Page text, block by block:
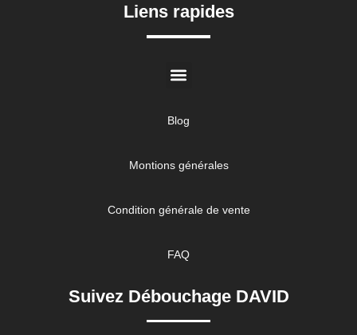
Liens rapides
Blog
Montions générales
Condition générale de vente
FAQ
Suivez Débouchage DAVID